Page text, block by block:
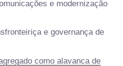
e modernização
e governança de
como alavanca de